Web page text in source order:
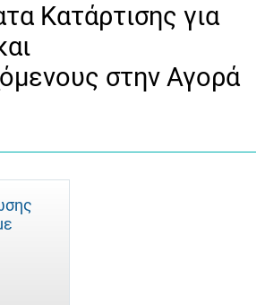
Κατάρτισης για
στην Αγορά